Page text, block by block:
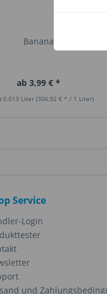
Banana
ab 3,99 € *
0.013 Liter (306,92 € * / 1 Liter)
Service
Login
und